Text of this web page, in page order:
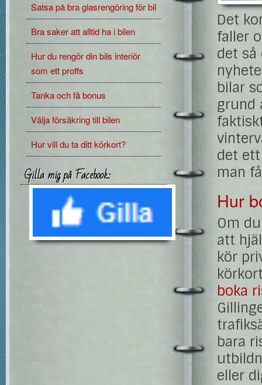
Det
faller
det så
bilar
grund
det
man
Hur
Om
att
kör
boka
bara
eller
Satsa på bra glasrengöring för bil
Bra saker att alltid ha i bilen
Hur du rengör din bils interiör
som ett proffs
Tanka och få bonus
Välja försäkring till bilen
Hur vill du ta ditt körkort?
Gilla mig på Facebook: